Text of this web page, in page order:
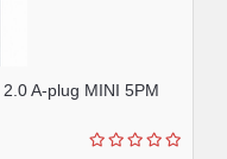
A-plug MINI 5PM